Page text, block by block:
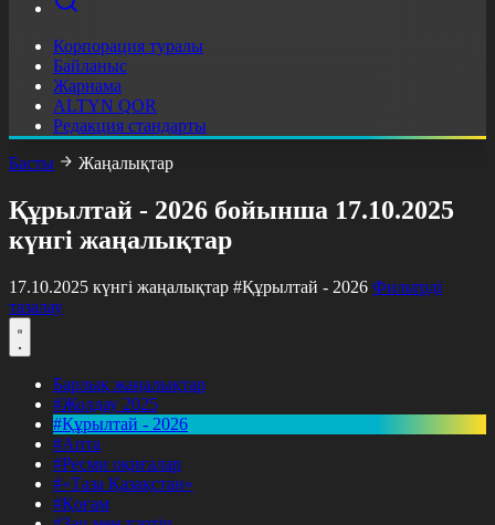
Корпорация туралы
Байланыс
Жарнама
ALTYN QOR
Редакция стандарты
Басты
Жаңалықтар
Құрылтай - 2026 бойынша 17.10.2025
күнгі жаңалықтар
17.10.2025 күнгі жаңалықтар #Құрылтай - 2026 Фильтрді
тазалау
Барлық жаңалықтар
#Жолдау 2025
#Құрылтай - 2026
#Апта
#Ресми оқиғалар
#«Таза Қазақстан»
#Қоғам